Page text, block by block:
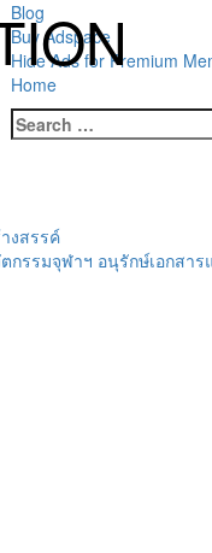
Primary
Menu
Blog
Buy Adspace
Hide Ads for Premium
Home
Search
for:
งสรรค์
กรรมจุฬาฯ อนุรักษ์เอกส